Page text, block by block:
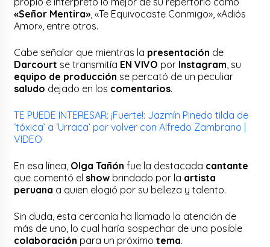
«Señor Mentira» , «Te Equivocaste Conmigo», «Adiós
Amor», entre otros.
Cabe señalar que mientras la presentación de
Darcourt se transmitía EN VIVO por Instagram , su
equipo de producción se percató de un peculiar
saludo dejado en los comentarios.
TE PUEDE INTERESAR: ¡Fuerte!: Jazmín Pinedo tilda de
‘tóxica’ a ‘Urraca’ por volver con Alfredo Zambrano |
VIDEO
En esa línea, Olga Tañón fue la destacada cantante
que comentó el show brindado por la artista
peruana a quien elogió por su belleza y talento.
Sin duda, esta cercanía ha llamado la atención de
más de uno, lo cual haría sospechar de una posible
colaboración para un próximotema.